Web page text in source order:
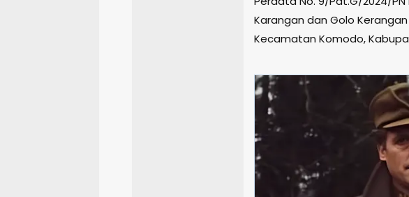
Karangan dan Golo
Kecamatan Komodo,